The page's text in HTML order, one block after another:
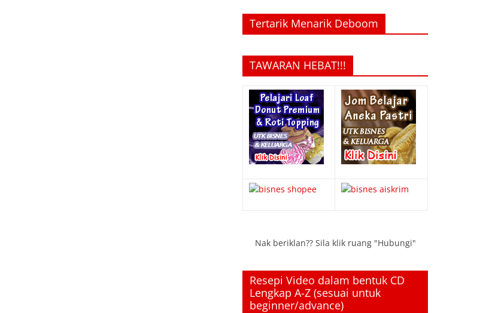
Tertarik Menarik Deboom
TAWARAN HEBAT!!!
Nak beriklan?? Sila klik ruang "Hubungi"
Resepi Video dalam bentuk CD
Lengkap A-Z (sesuai untuk
beginner/advance)